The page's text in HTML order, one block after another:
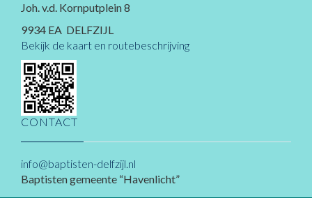
Joh. v.d. Kornputplein 8
9934 EA DELFZIJL
Bekijk de kaart en routebeschrijving
CONTACT
info@baptisten-delfzijl.nl
Baptisten gemeente “Havenlicht”